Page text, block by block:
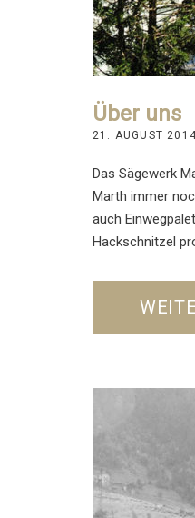
Über uns
21. AUGUST
Das Sägewerk
Marth immer
auch
Hackschnitzel